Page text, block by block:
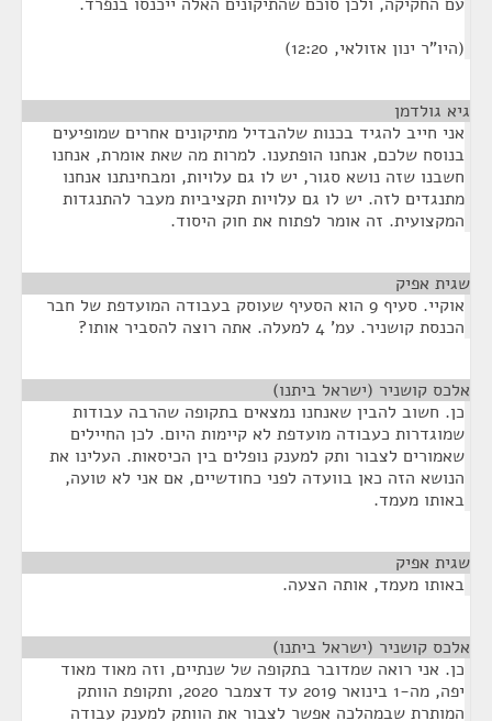
(היו"ר ינון אזולאי, 12:20)
גיא גולדמן
אני חייב להגיד בכנות שלהבדיל מתיקונים אחרים שמופיעים
בנוסח שלכם, אנחנו הופתענו. למרות מה שאת אומרת, אנחנו
חשבנו שזה נושא סגור, יש לו גם עלויות, ומבחינתנו אנחנו
מתנגדים לזה. יש לו גם עלויות תקציביות מעבר להתנגדות
המקצועית. זה אומר לפתוח את חוק היסוד.
שגית אפיק
אוקיי. סעיף 9 הוא הסעיף שעוסק בעבודה המועדפת של חבר
הכנסת קושניר. עמ' 4 למעלה. אתה רוצה להסביר אותו?
אלכס קושניר (ישראל ביתנו)
כן. חשוב להבין שאנחנו נמצאים בתקופה שהרבה עבודות
שמוגדרות כעבודה מועדפת לא קיימות היום. לכן החיילים
שאמורים לצבור ותק למענק נופלים בין הכיסאות. העלינו את
הנושא הזה כאן בוועדה לפני כחודשיים, אם אני לא טועה,
באותו מעמד.
שגית אפיק
באותו מעמד, אותה הצעה.
אלכס קושניר (ישראל ביתנו)
כן. אני רואה שמדובר בתקופה של שנתיים, וזה מאוד מאוד
יפה, מה-1 בינואר 2019 עד דצמבר 2020, ותקופת הוותק
המותרת שבמהלכה אפשר לצבור את הוותק למענק עבודה